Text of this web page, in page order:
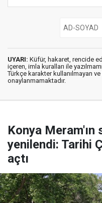
UYARI: Küfür, hakaret, rencide
içeren, imla kuralları ile
Türkçe karakter kullanılmayan
onaylanmamaktadır.
Konya Meram'ın
yenilendi: Tarihi
açtı